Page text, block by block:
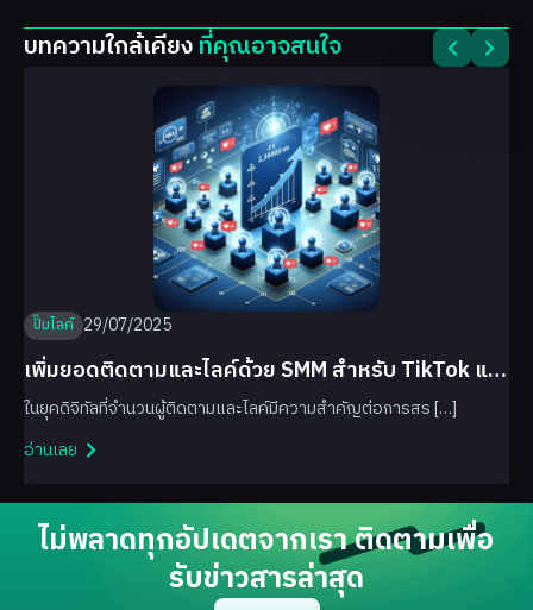
บทความใกล้เคียงที่คุณอาจสนใจ
ปั๊มไลค์ 29/07/2025
เพิ่มยอดติดตามและไลค์ด้วย SMM สำหรับ TikTok และ
Facebook
ในยุคดิจิทัลที่จำนวนผู้ติดตามและไลค์มีความสำคัญต่อการสร […]
อ่านเลย
ไม่พลาดทุกอัปเดตจากเรา ติดตามเพื่อ
รับข่าวสารล่าสุด